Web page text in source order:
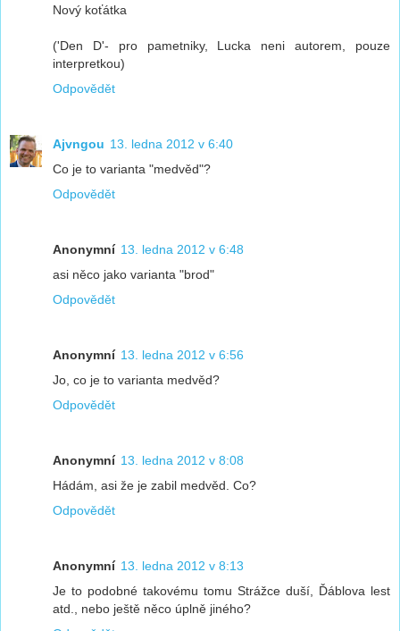
Nový koťátka
('Den D'- pro pametniky, Lucka neni autorem, pouze
interpretkou)
Odpovědět
Ajvngou 13. ledna 2012 v 6:40
Co je to varianta "medvěd"?
Odpovědět
Anonymní 13. ledna 2012 v 6:48
asi něco jako varianta "brod"
Odpovědět
Anonymní 13. ledna 2012 v 6:56
Jo, co je to varianta medvěd?
Odpovědět
Anonymní 13. ledna 2012 v 8:08
Hádám, asi že je zabil medvěd. Co?
Odpovědět
Anonymní 13. ledna 2012 v 8:13
Je to podobné takovému tomu Strážce duší, Ďáblova lest
atd., nebo ještě něco úplně jiného?